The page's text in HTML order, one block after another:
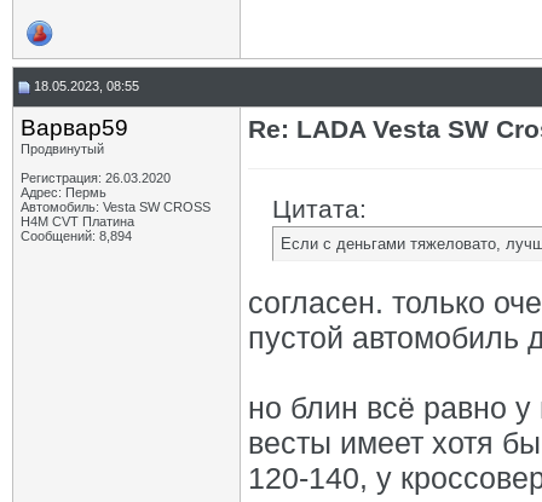
18.05.2023, 08:55
Варвар59
Продвинутый
Регистрация: 26.03.2020
Адрес: Пермь
Автомобиль: Vesta SW CROSS
H4M CVT Платина
Сообщений: 8,894
Re: LADA Vesta SW
Цитата:
Если с деньгами тяжеловато,
согласен. только
пустой автомобиль
но блин всё равно у
весты имеет хотя
120-140, у